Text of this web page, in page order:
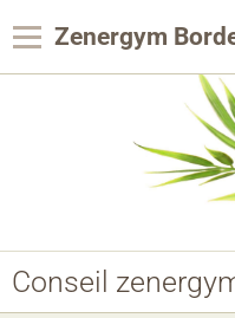
Zenergym
Votre compte
Agenda
Conseil